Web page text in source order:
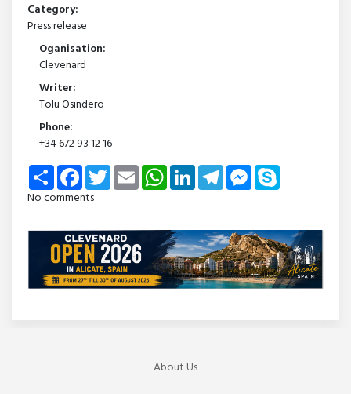
Category:
Press release
Oganisation:
Clevenard
Writer:
Tolu Osindero
Phone:
+34 672 93 12 16
Share FacebookTwitterEmail WhatsAppLinkedInTelegramMessenger
No comments
About Us